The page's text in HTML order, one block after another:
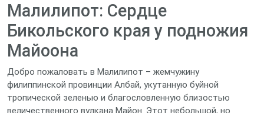
Малилипот: Сердце
Бикольского края у подножия
Майоона
Добро пожаловать в Малилипот – жемчужину
филиппинской провинции Албай, укутанную буйной
тропической зеленью и благословленную близостью
величественного вулкана Майон. Этот небольшой, но